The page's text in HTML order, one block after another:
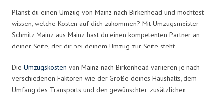
Planst du einen Umzug von Mainz nach Birkenhead und möchtest
wissen, welche Kosten auf dich zukommen? Mit Umzugsmeister
Schmitz Mainz aus Mainz hast du einen kompetenten Partner an
deiner Seite, der dir bei deinem Umzug zur Seite steht.
Die Umzugskosten von Mainz nach Birkenhead variieren je nach
verschiedenen Faktoren wie der Größe deines Haushalts, dem
Umfang des Transports und den gewünschten zusätzlichen